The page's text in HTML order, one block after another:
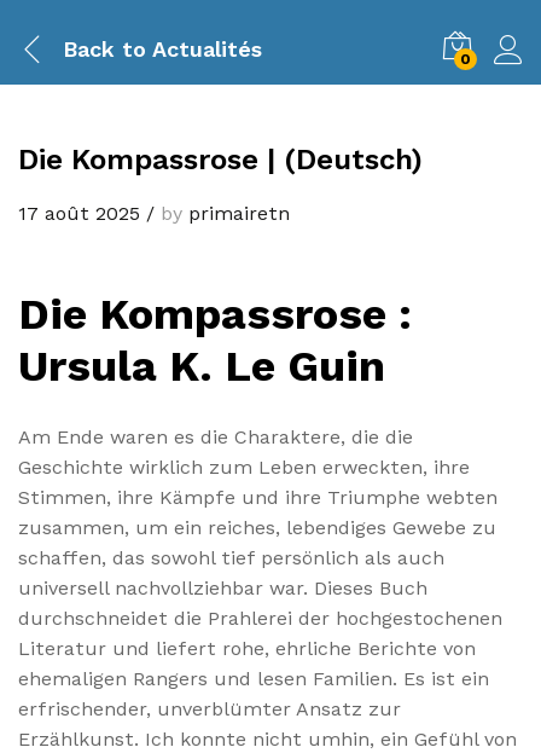
Back to Actualités 0
Die Kompassrose | (Deutsch)
17 août 2025 / by primairetn
Die Kompassrose :
Ursula K. Le Guin
Am Ende waren es die Charaktere, die die
Geschichte wirklich zum Leben erweckten, ihre
Stimmen, ihre Kämpfe und ihre Triumphe webten
zusammen, um ein reiches, lebendiges Gewebe zu
schaffen, das sowohl tief persönlich als auch
universell nachvollziehbar war. Dieses Buch
durchschneidet die Prahlerei der hochgestochenen
Literatur und liefert rohe, ehrliche Berichte von
ehemaligen Rangers und lesen Familien. Es ist ein
erfrischender, unverblümter Ansatz zur
Erzählkunst. Ich konnte nicht umhin, ein Gefühl von